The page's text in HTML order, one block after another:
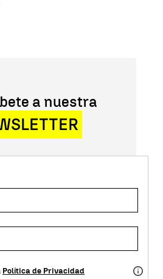
a nuestra
Política de Privacidad